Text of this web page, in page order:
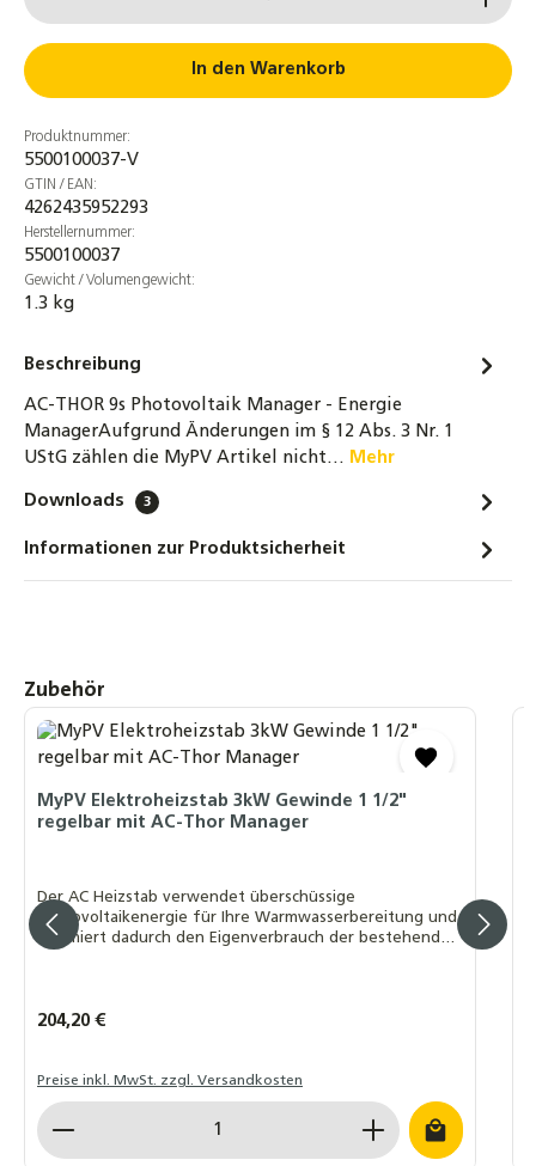
MyPV AC-Thor 9s Power Manager inkl. 9kW
In den Warenkorb
Produktnummer:
5500100037-V
GTIN / EAN:
4262435952293
Herstellernummer:
5500100037
Gewicht / Volumengewicht:
1.3 kg
Beschreibung
AC-THOR 9s Photovoltaik Manager - Energie
ManagerAufgrund Änderungen im § 12 Abs. 3 Nr. 1
UStG zählen die MyPV Artikel nicht… Mehr
Downloads 3
Informationen zur Produktsicherheit
Produktgalerie überspringen
Zubehör
MyPV Elektroheizstab 3kW Gewinde 1 1/2"
regelbar mit AC-Thor Manager
Der AC Heizstab verwendet überschüssige
Photovoltaikenergie für Ihre Warmwasserbereitung und
optimiert dadurch den Eigenverbrauch der bestehenden
Regulärer Preis:
204,20 €
Preise inkl. MwSt. zzgl. Versandkosten
Produkt Anzahl: Gib den gewünschten Wert